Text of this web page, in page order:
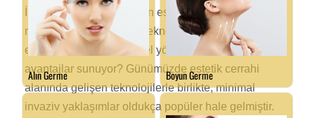
İnvaziv Yaklaşımlar Burun estetiğinde yeni teknikler
nelerdir? Radyofrekans teknolojisinin rinoplastiye
entegrasyonu, geleneksel yöntemlere kıyasla ne tür
avantajlar sunuyor? Günümüzde estetik cerrahi
alanında gelişen teknolojilerle birlikte, minimal
invaziv yaklaşımlar oldukça popüler hale gelmiştir.